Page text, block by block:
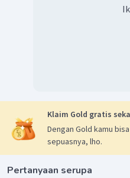
Klaim Gold gratis
Dengan Gold kamu
sepuasnya, lho.
Pertanyaan serupa